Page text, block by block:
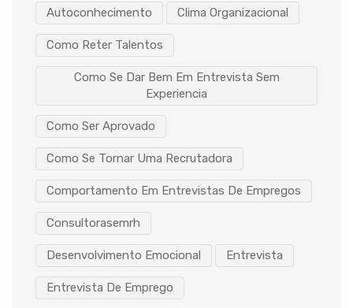
Autoconhecimento Clima Organizacional
Como Reter Talentos
Como Se Dar Bem Em Entrevista Sem
Experiencia
Como Ser Aprovado
Como Se Tornar Uma Recrutadora
Comportamento Em Entrevistas De Empregos
Consultorasemrh
Desenvolvimento Emocional Entrevista
Entrevista De Emprego